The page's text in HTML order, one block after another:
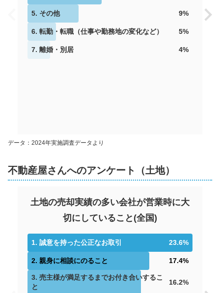
5. その他 9%
6. 転勤・転職（仕事や勤務地の変化など） 5%
7. 離婚・別居 4%
データ：2024年実施調査データより
不動産屋さんへのアンケート（土地）
土地の売却実績の多い会社が営業時に大
切にしていること (全国)
1. 誠意を持った公正なお取引 23.6%
2. 親身に相談にのること 17.4%
3. 売主様が満足するまでお付き合いするこ
と
16.2%